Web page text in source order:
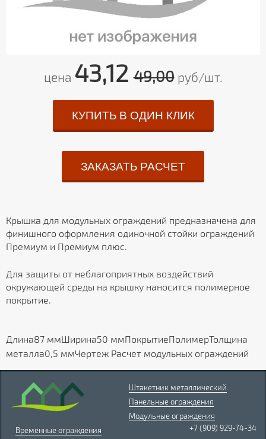
цена 43,1249,00руб/шт.
КУПИТЬ В ОДИН КЛИК
ЗАКАЗАТЬ РАСЧЕТ
Крышка для модульных ограждений предназначена для
финишного оформления одиночной стойки ограждений
Премиум и Премиум плюс.
Для защиты от неблагоприятных воздействий
окружающей среды на крышку наносится полимерное
покрытие.
Длина87 ммШирина50 ммПокрытиеПолимерТолщина
металла0,5 ммЧертеж Расчет модульных ограждений
Штакетник металлический
Панельные ограждения
Модульные ограждения
Временные ограждения
+7 (909) 929-74-34